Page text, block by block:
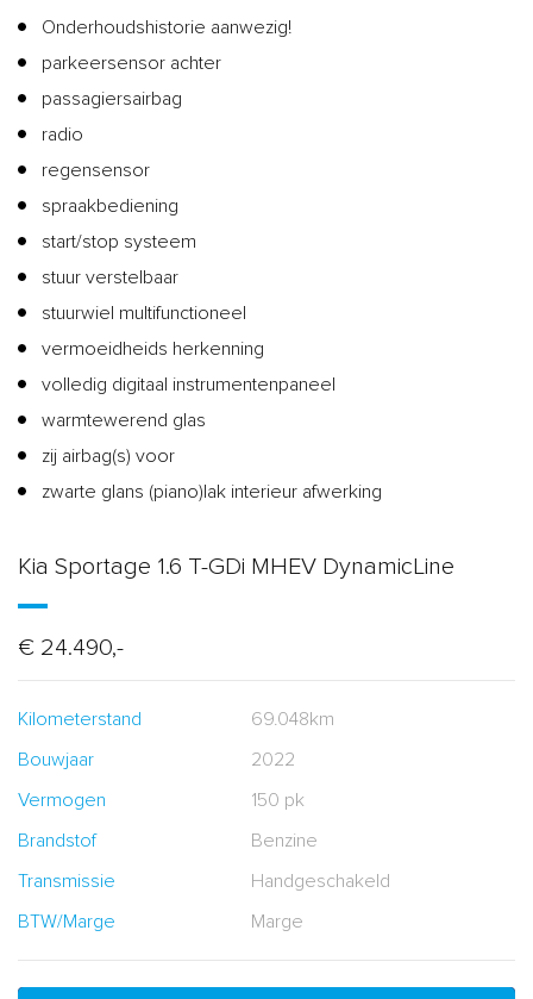
Onderhoudshistorie aanwezig!
parkeersensor achter
passagiersairbag
radio
regensensor
spraakbediening
start/stop systeem
stuur verstelbaar
stuurwiel multifunctioneel
vermoeidheids herkenning
volledig digitaal instrumentenpaneel
warmtewerend glas
zij airbag(s) voor
zwarte glans (piano)lak interieur afwerking
Kia Sportage 1.6 T-GDi MHEV DynamicLine
€ 24.490,-
Kilometerstand
69.048km
Bouwjaar
2022
Vermogen
150 pk
Brandstof
Benzine
Transmissie
Handgeschakeld
BTW/Marge
Marge